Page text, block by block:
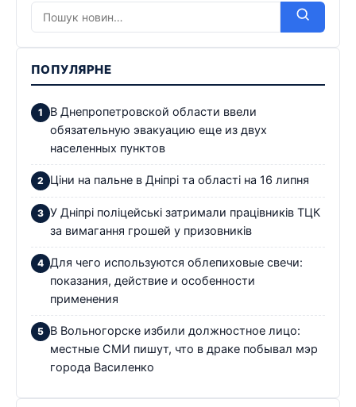
ПОПУЛЯРНЕ
В Днепропетровской области ввели
обязательную эвакуацию еще из двух
населенных пунктов
Ціни на пальне в Дніпрі та області на 16 липня
У Дніпрі поліцейські затримали працівників ТЦК
за вимагання грошей у призовників
Для чего используются облепиховые свечи:
показания, действие и особенности
применения
В Вольногорске избили должностное лицо:
местные СМИ пишут, что в драке побывал мэр
города Василенко